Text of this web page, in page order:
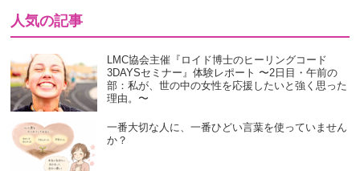
人気の記事
LMC協会主催『ロイド博士のヒーリングコード
3DAYSセミナー』体験レポート 〜2日目・午前の
部：私が、世の中の女性を応援したいと強く思った
理由。〜
一番大切な人に、一番ひどい言葉を使っていません
か？